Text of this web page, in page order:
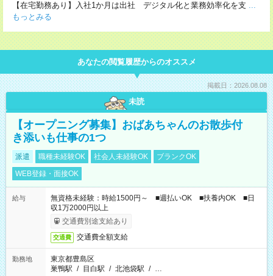
【在宅勤務あり】入社1か月は出社 デジタル化と業務効率化を支 ...
もっとみる
あなたの閲覧履歴からのオススメ
掲載日：2026.08.08
未読
【オープニング募集】おばあちゃんのお散歩付
き添いも仕事の1つ
派遣 職種未経験OK 社会人未経験OK
ブランクOK
WEB登録・面接OK
給与
無資格未経験：時給1500円～ ■週払いOK ■扶養内OK ■日
収1万2000円以上
交通費別途支給あり
交通費 交通費全額支給
勤務地
東京都豊島区
巣鴨駅 / 目白駅 / 北池袋駅 / …